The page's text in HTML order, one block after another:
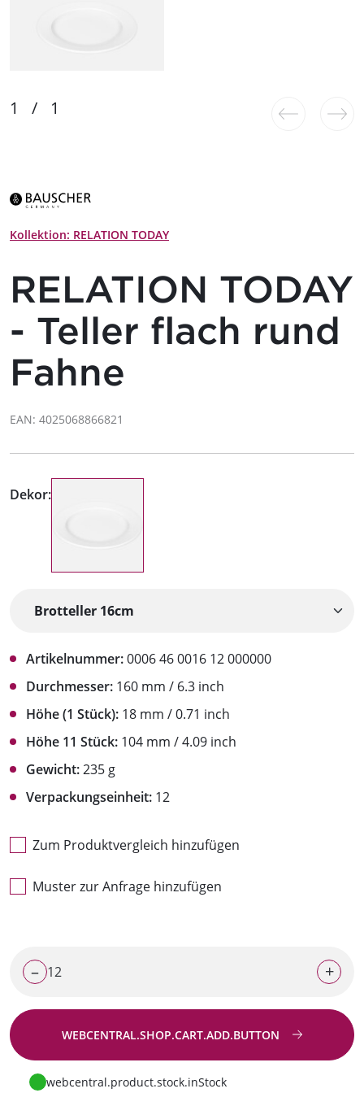
Kollektion: RELATION TODAY
RELATION TODAY
- Teller flach rund
Fahne
EAN: 4025068866821
Dekor:
Artikelnummer:0006 46 0016 12 000000
Durchmesser: 160 mm / 6.3 inch
Höhe (1 Stück): 18 mm / 0.71 inch
Höhe 11 Stück: 104 mm / 4.09 inch
Gewicht:235 g
Verpackungseinheit: 12
Zum Produktvergleich hinzufügen
Muster zur Anfrage hinzufügen
– +
WEBCENTRAL.SHOP.CART.ADD.BUTTON
Zur Anfrage
webcentral.product.stock.inStock